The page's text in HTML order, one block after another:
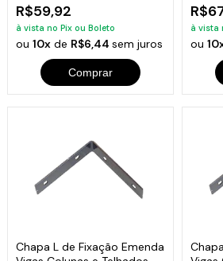
R$59,92
à vista no Pix ou Boleto
ou10x de R$6,44sem juros
Comprar
à vista
ou
Chapa L de Fixação Emenda